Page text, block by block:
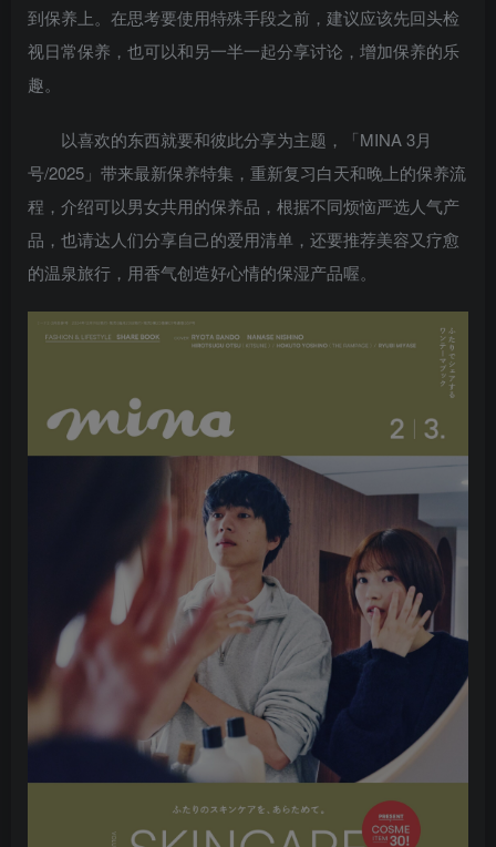
到保养上。在思考要使用特殊手段之前，建议应该先回头检
视日常保养，也可以和另一半一起分享讨论，增加保养的乐
趣。
以喜欢的东西就要和彼此分享为主题，「MINA 3月
号/2025」带来最新保养特集，重新复习白天和晚上的保养流
程，介绍可以男女共用的保养品，根据不同烦恼严选人气产
品，也请达人们分享自己的爱用清单，还要推荐美容又疗愈
的温泉旅行，用香气创造好心情的保湿产品喔。